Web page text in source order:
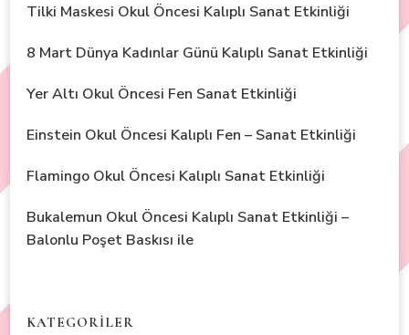
Tilki Maskesi Okul Öncesi Kalıplı Sanat Etkinliği
8 Mart Dünya Kadınlar Günü Kalıplı Sanat Etkinliği
Yer Altı Okul Öncesi Fen Sanat Etkinliği
Einstein Okul Öncesi Kalıplı Fen – Sanat Etkinliği
Flamingo Okul Öncesi Kalıplı Sanat Etkinliği
Bukalemun Okul Öncesi Kalıplı Sanat Etkinliği –
Balonlu Poşet Baskısı ile
KATEGORİLER